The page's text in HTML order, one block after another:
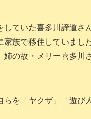
ていた喜多川諦道さ
族で移住していまし
の故・メリー喜多川
を「ヤクザ」「遊び